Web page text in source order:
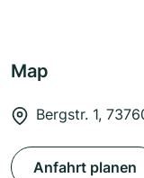
Map
Bergstr. 1,
Anfahrt planen